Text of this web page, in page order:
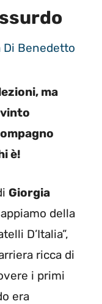
Di Benedetto
ma
è!
Giorgia
della
D’Italia”,
ricca di
i primi
era